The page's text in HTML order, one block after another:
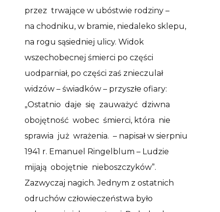
przez trwające w ubóstwie rodziny –
na chodniku, w bramie, niedaleko sklepu,
na rogu sąsiedniej ulicy. Widok
wszechobecnej śmierci po części
uodparniał, po części zaś znieczulał
widzów – świadków – przyszłe ofiary:
„Ostatnio daje się zauważyć dziwna
obojętność wobec śmierci, która nie
sprawia już wrażenia. – napisał w sierpniu
1941 r. Emanuel Ringelblum – Ludzie
mijają obojętnie nieboszczyków”.
Zazwyczaj nagich. Jednym z ostatnich
odruchów człowieczeństwa było